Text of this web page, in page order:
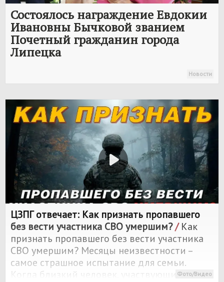
Состоялось награждение Евдокии
Ивановны Бычковой званием
Почетный гражданин города
Липецка
Новости
ЦЗПГ отвечает: Как признать пропавшего
без вести участника СВО умершим?/Как
признать пропавшего без вести участника
СВО умершим? Месяцы неизвестности –
самое страшное испытание для семьи.
Когда близкий человек, участвующий вФото/Видео